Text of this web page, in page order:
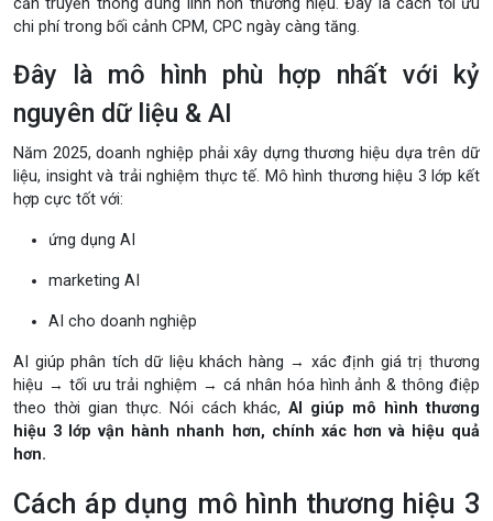
chi phí trong bối cảnh CPM, CPC ngày càng tăng.
Đây là mô hình phù hợp nhất với kỷ
nguyên dữ liệu & AI
Năm 2025, doanh nghiệp phải xây dựng thương hiệu dựa trên dữ
liệu, insight và trải nghiệm thực tế. Mô hình thương hiệu 3 lớp kết
hợp cực tốt với:
ứng dụng AI
marketing AI
AI cho doanh nghiệp
AI giúp phân tích dữ liệu khách hàng → xác định giá trị thương
hiệu → tối ưu trải nghiệm → cá nhân hóa hình ảnh & thông điệp
theo thời gian thực. Nói cách khác,AI giúp mô hình thương
hiệu 3 lớp vận hành nhanh hơn, chính xác hơn và hiệu quả
hơn.
Cách áp dụng mô hình thương hiệu 3